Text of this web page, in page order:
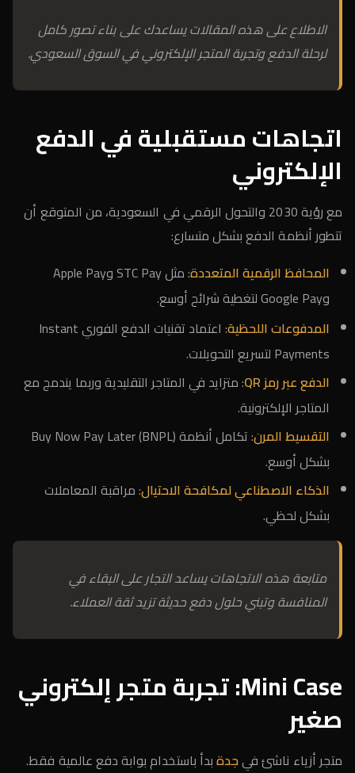
الاطلاع على هذه المقالات يساعدك على بناء تصور كامل
لرحلة الدفع وتجربة المتجر الإلكتروني في السوق السعودي.
اتجاهات مستقبلية في الدفع
الإلكتروني
مع رؤية 2030 والتحول الرقمي في السعودية، من المتوقع أن
تتطور أنظمة الدفع بشكل متسارع:
المحافظ الرقمية المتعددة
: مثل STC Pay وApple Pay
وGoogle Pay لتغطية شرائح أوسع.
المدفوعات اللحظية
: اعتماد تقنيات الدفع الفوري Instant
Payments لتسريع التحويلات.
الدفع عبر رمز QR
: متزايد في المتاجر التقليدية وربما يندمج مع
المتاجر الإلكترونية.
التقسيط المرن
: تكامل أنظمة Buy Now Pay Later (BNPL)
بشكل أوسع.
الذكاء الاصطناعي لمكافحة الاحتيال: مراقبة المعاملات
بشكل لحظي.
متابعة هذه الاتجاهات يساعد التجار على البقاء في
المنافسة وتبني حلول دفع حديثة تزيد ثقة العملاء.
Mini Case: تجربة متجر إلكتروني
صغير
متجر أزياء ناشئ فيجدةبدأ باستخدام بوابة دفع عالمية فقط.